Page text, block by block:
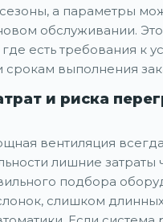
а параметры
обслуживании.
есть требования к
срокам выполнения
и риска
вентиляция
лишние затраты
подбора
слишком